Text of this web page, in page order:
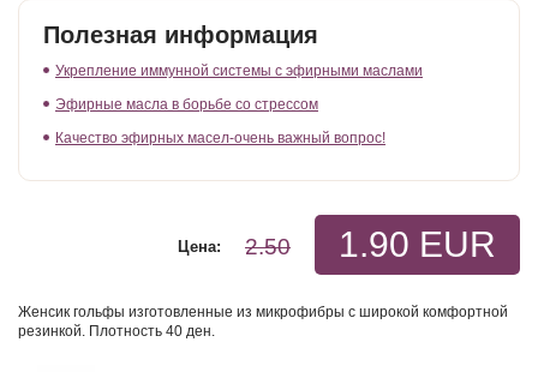
Полезная информация
Укрепление иммунной системы с эфирными маслами
Эфирные масла в борьбе со стрессом
Качество эфирных масел-очень важный вопрос!
1.90 EUR
2.50
Цена:
Женсик гольфы изготовленные из микрофибры с широкой комфортной
резинкой. Плотность 40 ден.